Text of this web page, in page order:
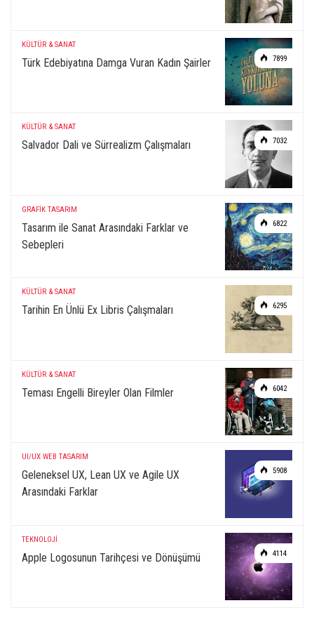
7899
KÜLTÜR & SANAT
Türk Edebiyatına Damga Vuran Kadın Şairler
7032
KÜLTÜR & SANAT
Salvador Dali ve Sürrealizm Çalışmaları
6822
GRAFİK TASARIM
Tasarım ile Sanat Arasındaki Farklar ve
Sebepleri
6295
KÜLTÜR & SANAT
Tarihin En Ünlü Ex Libris Çalışmaları
6042
KÜLTÜR & SANAT
Teması Engelli Bireyler Olan Filmler
5908
UI/UX WEB TASARIM
Geleneksel UX, Lean UX ve Agile UX
Arasındaki Farklar
4114
TEKNOLOJİ
Apple Logosunun Tarihçesi ve Dönüşümü